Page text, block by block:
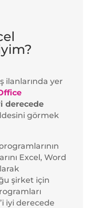
ilanlarında yer
derecede
görmek
Excel, Word
şirket için
iyi derecede